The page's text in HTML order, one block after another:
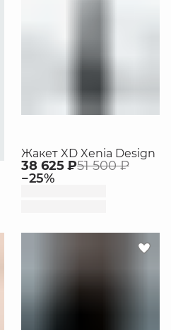
Жакет XD Xenia Design
38 625 ₽51 500 ₽
−25%